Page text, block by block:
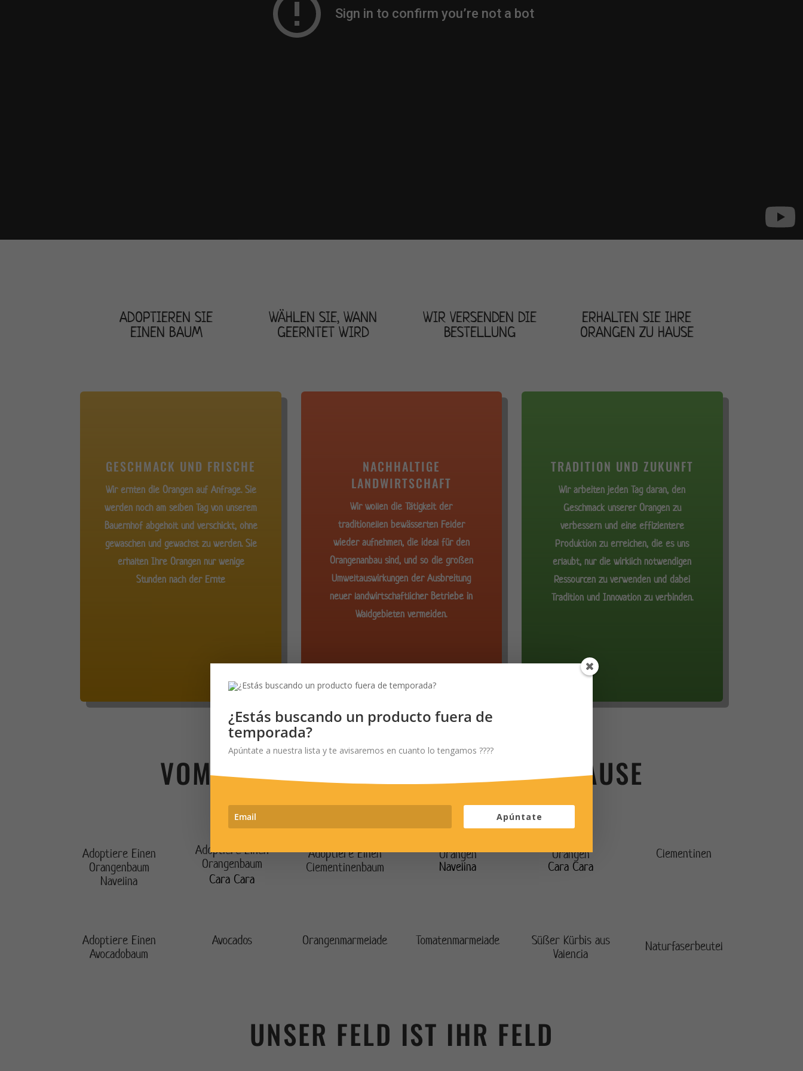
ADOPTIEREN SIE
EINEN BAUM
WÄHLEN SIE, WANN
GEERNTET WIRD
WIR VERSENDEN DIE
BESTELLUNG
ERHALTEN SIE IHRE
ORANGEN ZU HAUSE
GESCHMACK UND FRISCHE
Wir ernten die Orangen auf Anfrage. Sie
werden noch am selben Tag von unserem
Bauernhof abgeholt und verschickt, ohne
gewaschen und gewachst zu werden. Sie
erhalten Ihre Orangen nur wenige
Stunden nach der Ernte
NACHHALTIGE
LANDWIRTSCHAFT
Wir wollen die Tätigkeit der
traditionellen bewässerten Felder
wieder aufnehmen, die ideal für den
Orangenanbau sind, und so die großen
Umweltauswirkungen der Ausbreitung
neuer landwirtschaftlicher Betriebe in
Waldgebieten vermeiden.
TRADITION UND ZUKUNFT
Wir arbeiten jeden Tag daran, den
Geschmack unserer Orangen zu
verbessern und eine effizientere
Produktion zu erreichen, die es uns
erlaubt, nur die wirklich notwendigen
Ressourcen zu verwenden und dabei
Tradition und Innovation zu verbinden.
VOM BAUERNHOF ZU IHNEN NACH HAUSE
Adoptiere Einen
Orangenbaum
Navelina
Adoptiere Einen
Orangenbaum
Cara Cara
Adoptiere Einen
Clementinenbaum
Orangen
Navelina
Orangen
Cara Cara
Clementinen
Adoptiere Einen
Avocadobaum
Avocados Orangenmarmelade Tomatenmarmelade
Süßer Kürbis aus
Valencia
Naturfaserbeutel
UNSER FELD IST IHR FELD
¿Estás buscando un producto fuera de
temporada?
Apúntate a nuestra lista y te avisaremos en cuanto lo tengamos ????
Apúntate